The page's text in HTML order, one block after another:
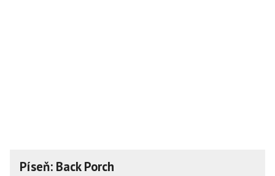
Píseň: Back Porch